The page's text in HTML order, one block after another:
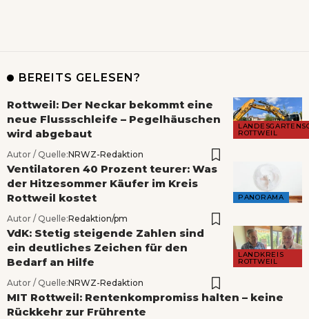
BEREITS GELESEN?
ROTTWEIL
Rottweil: Der Neckar bekommt eine
neue Flussschleife – Pegelhäuschen
wird abgebaut
Autor / Quelle:NRWZ-Redaktion
PANORAMA
Ventilatoren 40 Prozent teurer: Was
der Hitzesommer Käufer im Kreis
Rottweil kostet
Autor / Quelle:Redaktion/pm
LANDKREIS
ROTTWEIL
VdK: Stetig steigende Zahlen sind
ein deutliches Zeichen für den
Bedarf an Hilfe
Autor / Quelle:NRWZ-Redaktion
MIT Rottweil: Rentenkompromiss halten – keine
Rückkehr zur Frührente